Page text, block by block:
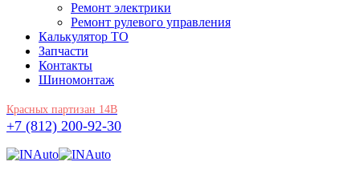
Ремонт электрики
Ремонт рулевого управления
Калькулятор ТО
Запчасти
Контакты
Шиномонтаж
Красных партизан 14В
+7 (812) 200-92-30